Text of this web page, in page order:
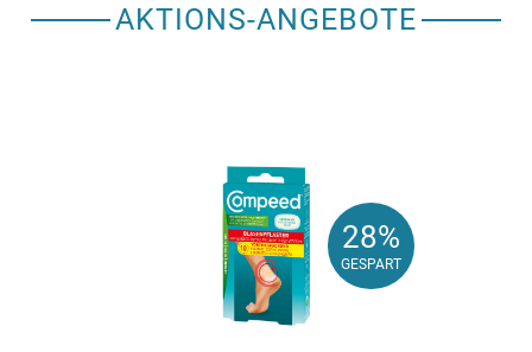
AKTIONS-ANGEBOTE
28%
GESPART
28%
GESPART